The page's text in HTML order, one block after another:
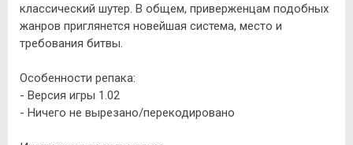
классический шутер. В общем, приверженцам подобных
жанров приглянется новейшая система, место и
требования битвы.
Особенности репака:
- Версия игры 1.02
- Ничего не вырезано/перекодировано